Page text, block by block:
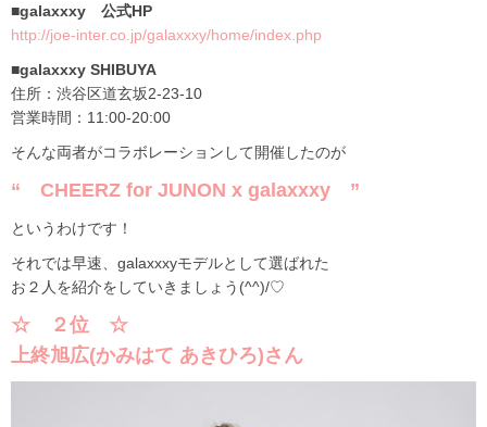
■galaxxxy 公式HP
http://joe-inter.co.jp/galaxxxy/home/index.php
■galaxxxy SHIBUYA
住所：渋谷区道玄坂2-23-10
営業時間：11:00-20:00
そんな両者がコラボレーションして開催したのが
“ CHEERZ for JUNON x galaxxxy ”
というわけです！
それでは早速、galaxxxyモデルとして選ばれた
お２人を紹介をしていきましょう(^^)/♡
☆ ２位 ☆
上終旭広(かみはて あきひろ)さん